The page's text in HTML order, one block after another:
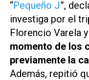
“Pequeño J”,
investiga por el
Florencio Varela y
momento de los
previamente la
Además, repitió